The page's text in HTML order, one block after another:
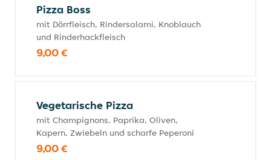
Pizza Boss
mit Dörrfleisch, Rindersalami, Knoblauch
und Rinderhackfleisch
9,00 €
Vegetarische Pizza
mit Champignons, Paprika, Oliven,
Kapern, Zwiebeln und scharfe Peperoni
9,00 €